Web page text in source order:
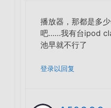
播放器，那都是多
吧……我有台ipod
池早就不行了
登录以回复